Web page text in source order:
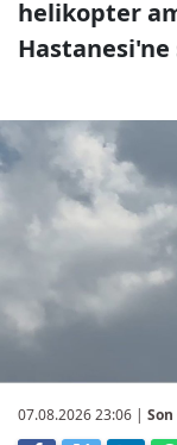
helikopter
07.08.2026 23:06 |